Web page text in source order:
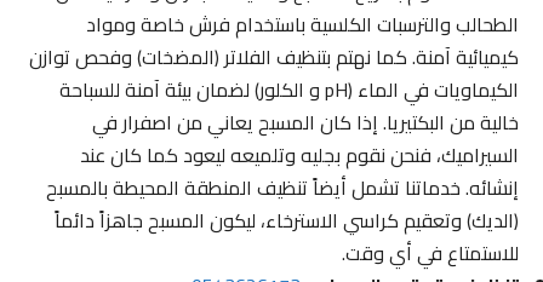
الطحالب والترسبات الكلسية باستخدام فرش خاصة ومواد
كيميائية آمنة. كما نهتم بتنظيف الفلاتر (المضخات) وفحص توازن
الكيماويات في الماء (pH و الكلور) لضمان بيئة آمنة للسباحة
خالية من البكتيريا. إذا كان المسبح يعاني من اصفرار في
السيراميك، فنحن نقوم بجليه وتلميعه ليعود كما كان عند
إنشائه. خدماتنا تشمل أيضاً تنظيف المنطقة المحيطة بالمسبح
(الديك) وتعقيم كراسي الاسترخاء، ليكون المسبح جاهزاً دائماً
للاستمتاع في أي وقت.